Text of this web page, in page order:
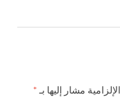
مشار إليها بـ *